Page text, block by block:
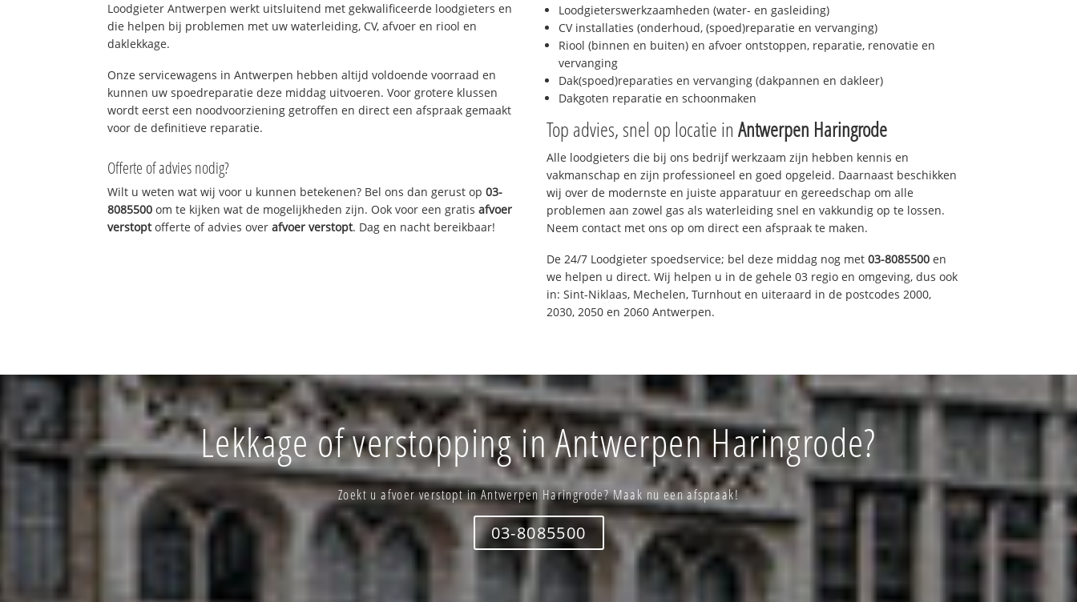
Loodgieter Antwerpen werkt uitsluitend met gekwalificeerde loodgieters en
die helpen bij problemen met uw waterleiding, CV, afvoer en riool en
daklekkage.
Onze servicewagens in Antwerpen hebben altijd voldoende voorraad en
kunnen uw spoedreparatie deze middag uitvoeren. Voor grotere klussen
wordt eerst een noodvoorziening getroffen en direct een afspraak gemaakt
voor de definitieve reparatie.
Offerte of advies nodig?
Wilt u weten wat wij voor u kunnen betekenen? Bel ons dan gerust op03-
8085500 om te kijken wat de mogelijkheden zijn. Ook voor een gratisafvoer
verstoptofferte of advies overafvoer verstopt. Dag en nacht bereikbaar!
Loodgieterswerkzaamheden (water- en gasleiding)
CV installaties (onderhoud, (spoed)reparatie en vervanging)
Riool (binnen en buiten) en afvoer ontstoppen, reparatie, renovatie en
vervanging
Dak(spoed)reparaties en vervanging (dakpannen en dakleer)
Dakgoten reparatie en schoonmaken
Top advies, snel op locatie in Antwerpen Haringrode
Alle loodgieters die bij ons bedrijf werkzaam zijn hebben kennis en
vakmanschap en zijn professioneel en goed opgeleid. Daarnaast beschikken
wij over de modernste en juiste apparatuur en gereedschap om alle
problemen aan zowel gas als waterleiding snel en vakkundig op te lossen.
Neem contact met ons op om direct een afspraak te maken.
De 24/7 Loodgieter spoedservice; bel deze middag nog met 03-8085500 en
we helpen u direct. Wij helpen u in de gehele 03 regio en omgeving, dus ook
in: Sint-Niklaas, Mechelen, Turnhout en uiteraard in de postcodes 2000,
2030, 2050 en 2060 Antwerpen.
Lekkage of verstopping in Antwerpen Haringrode?
Zoekt u afvoer verstopt in Antwerpen Haringrode? Maak nu een afspraak!
03-8085500